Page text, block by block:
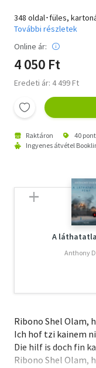
348 oldal･füles,
További részletek
Online ár:
4 050 Ft
Eredeti ár: 4 499 Ft
Raktáron 40 pont
Ingyenes átvétel
A
Anthony
Ribono Shel Olam,
Ich hof tzi kainem
Die hilf is doch fin
Ribono Shel Olam,